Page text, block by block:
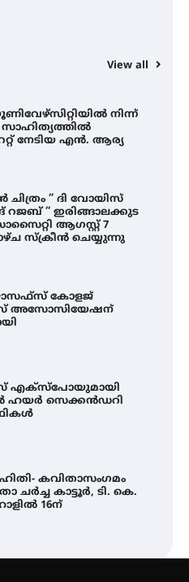
View all
നിന്ന്
സാഹിത്യത്തിൽ
നേടിയ എൻ. ആര്യ
ചിത്രം ” ദി വോയിസ്
റജബ് ” ഇരിങ്ങാലക്കുട
ആഗസ്റ്റ് 7
സ്‌ക്രീൻ ചെയ്യുന്നു
കോളജ്
അസോസിയേഷന്
എക്സ്പോയുമായി
സെക്കൻഡറി
കവിതാസംഗമം
ചർച്ച കാട്ടൂർ, ടി. കെ.
16ന്